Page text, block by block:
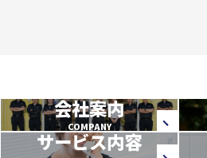
会社案内
COMPANY
サービス内容